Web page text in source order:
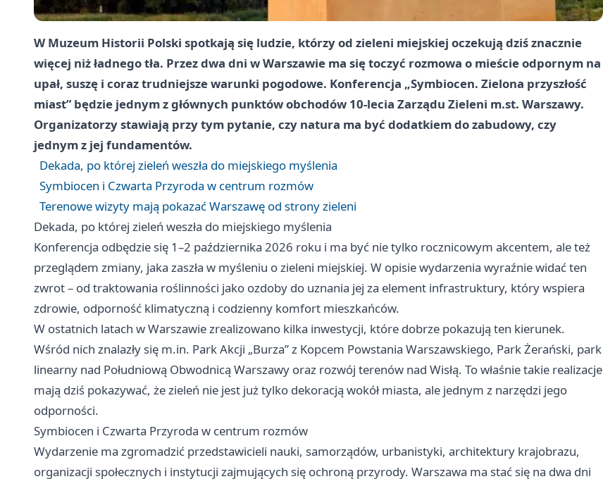
W Muzeum Historii Polski spotkają się ludzie, którzy od zieleni miejskiej oczekują dziś znacznie
więcej niż ładnego tła. Przez dwa dni w Warszawie ma się toczyć rozmowa o mieście odpornym na
upał, suszę i coraz trudniejsze warunki pogodowe. Konferencja „Symbiocen. Zielona przyszłość
miast” będzie jednym z głównych punktów obchodów 10-lecia Zarządu Zieleni m.st. Warszawy.
Organizatorzy stawiają przy tym pytanie, czy natura ma być dodatkiem do zabudowy, czy
jednym z jej fundamentów.
Dekada, po której zieleń weszła do miejskiego myślenia
Symbiocen i Czwarta Przyroda w centrum rozmów
Terenowe wizyty mają pokazać Warszawę od strony zieleni
Dekada, po której zieleń weszła do miejskiego myślenia
Konferencja odbędzie się 1–2 października 2026 roku i ma być nie tylko rocznicowym akcentem, ale też
przeglądem zmiany, jaka zaszła w myśleniu o zieleni miejskiej. W opisie wydarzenia wyraźnie widać ten
zwrot – od traktowania roślinności jako ozdoby do uznania jej za element infrastruktury, który wspiera
zdrowie, odporność klimatyczną i codzienny komfort mieszkańców.
W ostatnich latach w Warszawie zrealizowano kilka inwestycji, które dobrze pokazują ten kierunek.
Wśród nich znalazły się m.in. Park Akcji „Burza” z Kopcem Powstania Warszawskiego, Park Żerański, park
linearny nad Południową Obwodnicą Warszawy oraz rozwój terenów nad Wisłą. To właśnie takie realizacje
mają dziś pokazywać, że zieleń nie jest już tylko dekoracją wokół miasta, ale jednym z narzędzi jego
odporności.
Symbiocen i Czwarta Przyroda w centrum rozmów
Wydarzenie ma zgromadzić przedstawicieli nauki, samorządów, urbanistyki, architektury krajobrazu,
organizacji społecznych i instytucji zajmujących się ochroną przyrody. Warszawa ma stać się na dwa dni